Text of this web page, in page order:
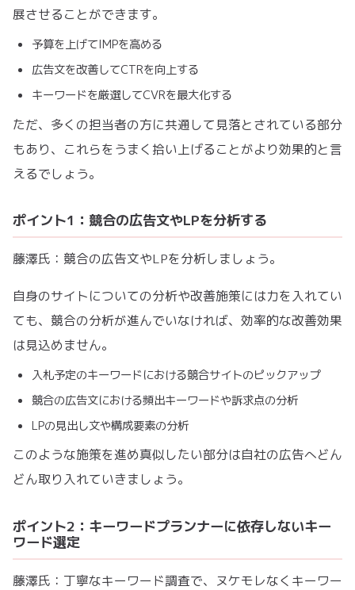
展させることができます。
予算を上げてIMPを高める
広告文を改善してCTRを向上する
キーワードを厳選してCVRを最大化する
ただ、多くの担当者の方に共通して見落とされている部分
もあり、これらをうまく拾い上げることがより効果的と言
えるでしょう。
ポイント1：競合の広告文やLPを分析する
藤澤氏：競合の広告文やLPを分析しましょう。
自身のサイトについての分析や改善施策には力を入れてい
ても、競合の分析が進んでいなければ、効率的な改善効果
は見込めません。
入札予定のキーワードにおける競合サイトのピックアップ
競合の広告文における頻出キーワードや訴求点の分析
LPの見出し文や構成要素の分析
このような施策を進め真似したい部分は自社の広告へどん
どん取り入れていきましょう。
ポイント2：キーワードプランナーに依存しないキー
ワード選定
藤澤氏：丁寧なキーワード調査で、ヌケモレなくキーワー